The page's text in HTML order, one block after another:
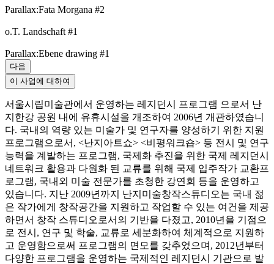
Parallax:Fata Morgana #2
o.T. Landschaft #1
Parallax:Ebene drawing #1
다음
이 사업에 대하여
서울시립미술관에서 운영하는 레지던시 프로그램 으로서 난
지한강 공원 내에 유휴시설을 개조하여 2006년 개관하였습니
다. 국내의 역량 있는 미술가 및 연구자를 양성하기 위한 지원
프로그램으로서, <난지아트쇼> <비평워크숍> 등 전시 및 연구
능력을 계발하는 프로그램, 국제화 추진을 위한 국제 레지던시
네트워크 활용과 다원화 된 교류를 위해 국제 입주작가 교환프
로그램, 국내외 미술 전문가를 초청한 강연회 등을 운영하고
있습니다. 지난 2009년까지 난지미술창작스튜디오는 국내 젊
은 작가에게 창작공간을 지원하고 작업할 수 있는 여건을 제공
하면서 창작 스튜디오로서의 기반을 다졌고, 2010년을 기점으
로 전시, 연구 및 학술, 교류로 세분화하여 체계적으로 지원하
고 운영함으로써 프로그램의 면모를 갖추었으며, 2012년부터
다양한 프로그램을 운영하는 국제적인 레지던시 기관으로 발